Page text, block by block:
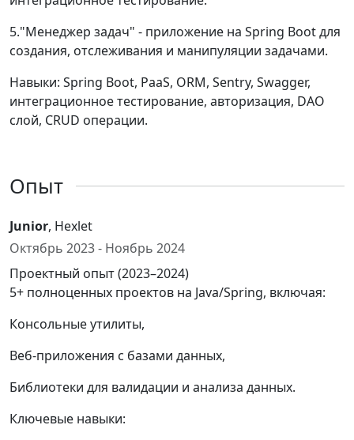
5."Менеджер задач" - приложение на Spring Boot для
создания, отслеживания и манипуляции задачами.
Навыки: Spring Boot, PaaS, ORM, Sentry, Swagger,
интеграционное тестирование, авторизация, DAO
слой, CRUD операции.
Опыт
Junior, Hexlet
Октябрь 2023 - Ноябрь 2024
Проектный опыт (2023–2024)
5+ полноценных проектов на Java/Spring, включая:
Консольные утилиты,
Веб-приложения с базами данных,
Библиотеки для валидации и анализа данных.
Ключевые навыки: